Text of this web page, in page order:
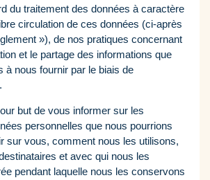
du traitement des données à caractère
circulation de ces données (ci-après
»), de nos pratiques concernant
et le partage des informations que
à nous fournir par le biais de
.
but de vous informer sur les
personnelles que nous pourrions
sur vous, comment nous les utilisons,
et avec qui nous les
pendant laquelle nous les conservons